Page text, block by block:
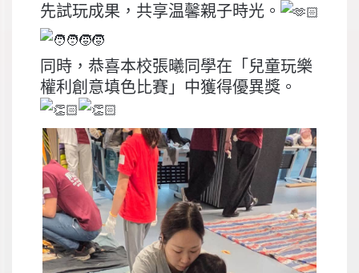
先試玩成果，共享温馨親子時光。
同時，恭喜本校張曦同學在「兒童玩樂
權利創意填色比賽」中獲得優異獎。